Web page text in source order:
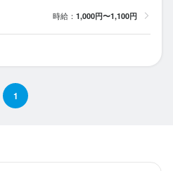
時給： 1,000円〜1,100円
1